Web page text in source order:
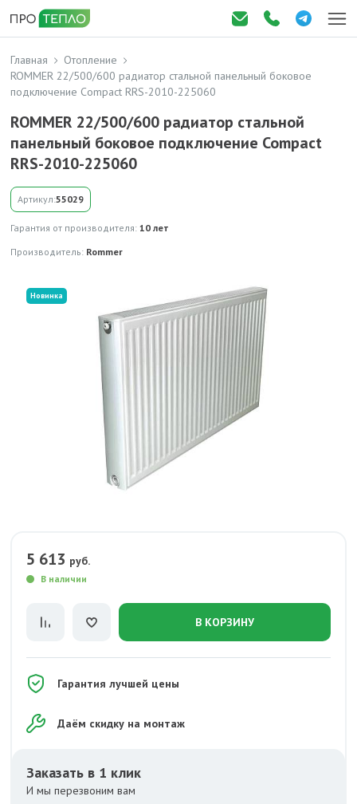
Главная
Отопление
ROMMER 22/500/600 радиатор стальной панельный боковое
подключение Compact RRS-2010-225060
ROMMER 22/500/600 радиатор стальной
панельный боковое подключение Compact
RRS-2010-225060
Артикул:55029
Гарантия от производителя: 10 лет
Производитель: Rommer
Новинка
5 613 руб.
В наличии
В КОРЗИНУ
Гарантия лучшей цены
Даём скидку на монтаж
Заказать в 1 клик
И мы перезвоним вам